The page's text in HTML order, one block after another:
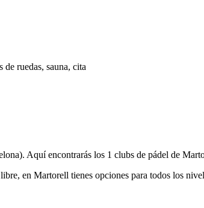
de ruedas, sauna, cita
Aquí encontrarás los 1 clubs de pádel de
en Martorell tienes opciones para todos los